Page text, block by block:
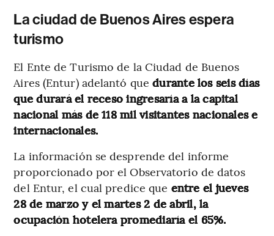
La ciudad de Buenos Aires espera
turismo
El Ente de Turismo de la Ciudad de Buenos
Aires (Entur) adelantó quedurante los seis días
que durará el receso ingresaría a la capital
nacional más de 118 mil visitantes nacionales e
internacionales.
La información se desprende del informe
proporcionado por el Observatorio de datos
del Entur, el cual predice que entre el jueves
28 de marzo y el martes 2 de abril, la
ocupación hotelera promediaría el 65%.